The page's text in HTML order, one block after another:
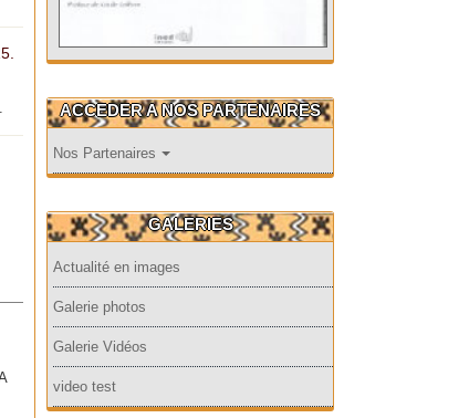
ACCEDER A NOS PARTENAIRES
Nos Partenaires
GALERIES
Actualité en images
Galerie photos
Galerie Vidéos
video test